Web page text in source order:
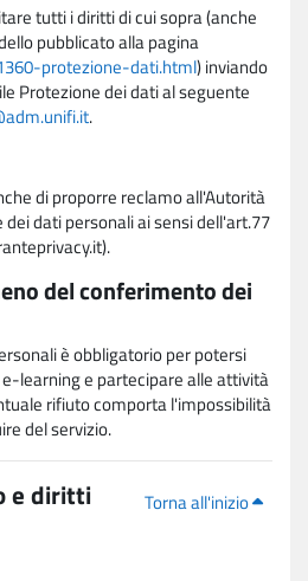
tutti i diritti di cui sopra (anche
pubblicato alla pagina
protezione-dati.html) inviando
Protezione dei dati al seguente
.
di proporre reclamo all'Autorità
dati personali ai sensi dell'art.77
del conferimento dei
è obbligatorio per potersi
learning e partecipare alle attività
rifiuto comporta l'impossibilità
del servizio.
Torna all'inizio
e diritti